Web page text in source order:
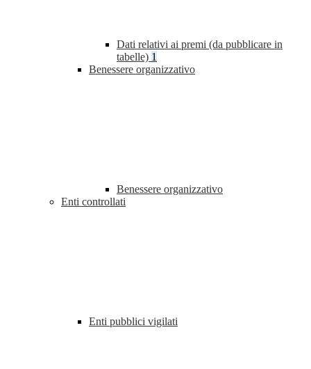
Dati relativi ai premi (da pubblicare in
tabelle) 1
Benessere organizzativo
Benessere organizzativo
Enti controllati
Enti pubblici vigilati